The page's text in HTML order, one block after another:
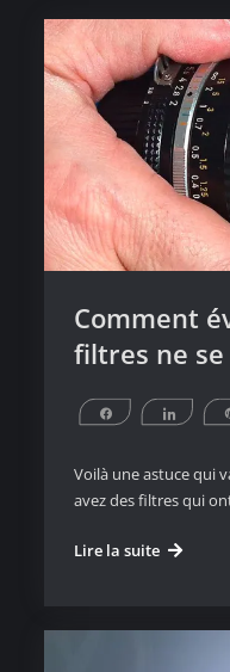
Comment
filtres ne
Partagez
Voilà une astuce qui
avez des filtres qui
Lire la suiteComment
vos